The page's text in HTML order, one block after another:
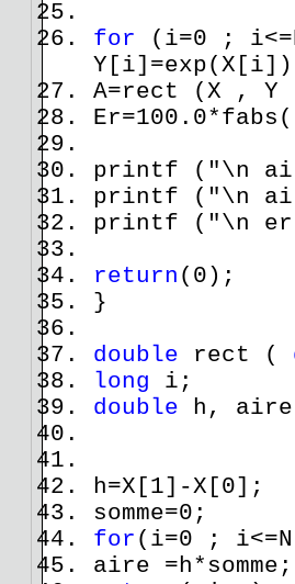
for (i=0 ;
A=rect (X ,
printf ("\n
printf ("\n
printf ("\n
return (0);
}
double rect (
long i;
double h, aire,
h=X[1]-X[0];
somme=0;
for (i=0 ;
aire =h*somme;